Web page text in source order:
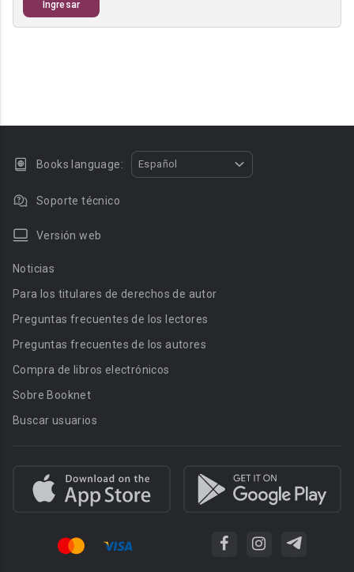
Ingresar
Books language: Español
Soporte técnico
Versión web
Noticias
Para los titulares de derechos de autor
Preguntas frecuentes de los lectores
Preguntas frecuentes de los autores
Compra de libros electrónicos
Sobre Booknet
Buscar usuarios